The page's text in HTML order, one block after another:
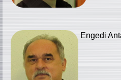
Engedi